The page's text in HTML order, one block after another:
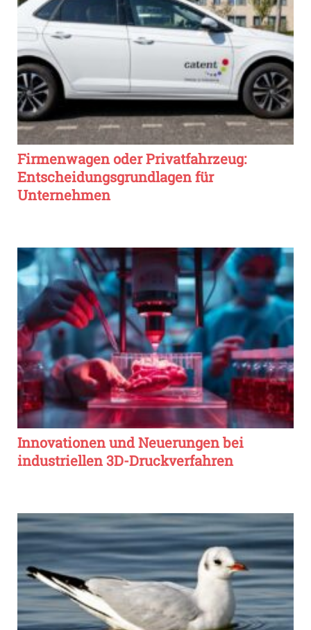
Firmenwagen oder Privatfahrzeug:
Entscheidungsgrundlagen für
Unternehmen
Innovationen und Neuerungen bei
industriellen 3D-Druckverfahren